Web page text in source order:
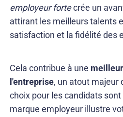
employeur fortecrée un
attirant les meilleurs talents
satisfaction et la fidélité des
Cela contribue à une
l'entreprise, un atout majeur
choix pour les candidats
marque employeur illustre